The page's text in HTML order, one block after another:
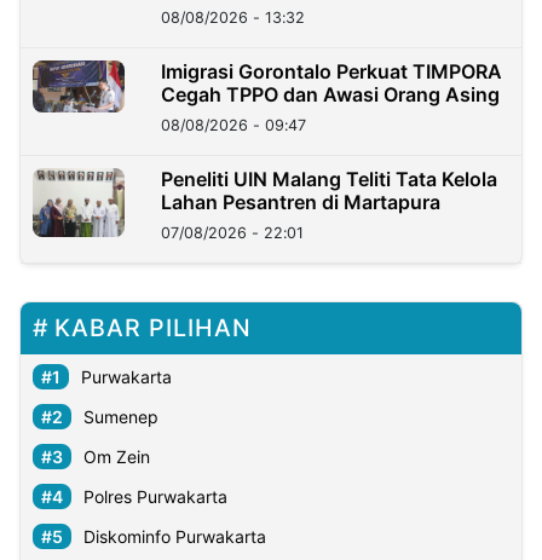
08/08/2026 - 13:32
Imigrasi Gorontalo Perkuat TIMPORA
Cegah TPPO dan Awasi Orang Asing
08/08/2026 - 09:47
Peneliti UIN Malang Teliti Tata Kelola
Lahan Pesantren di Martapura
07/08/2026 - 22:01
KABAR PILIHAN
Purwakarta
Sumenep
Om Zein
Polres Purwakarta
Diskominfo Purwakarta